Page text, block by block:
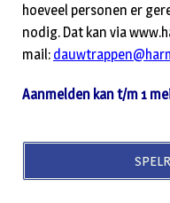
hoeveel personen er
nodig. Dat kan via
mail:
Aanmelden kan t/m 1